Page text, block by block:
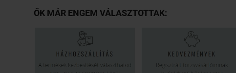
ŐK MÁR ENGEM VÁLASZTOTTAK: